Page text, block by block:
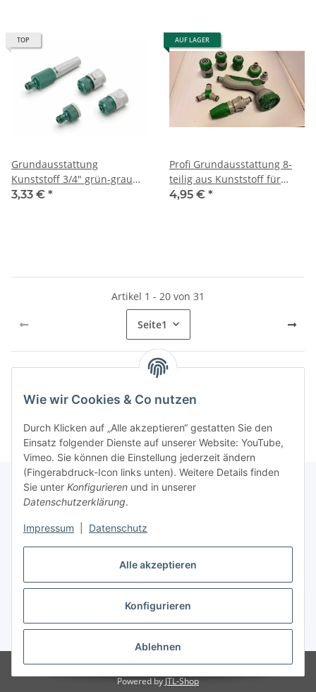
Alle akzeptieren
Konfigurieren
Ablehnen
Wie wir Cookies & Co nutzen
Durch Klicken auf „Alle akzeptieren“ gestatten Sie den
Einsatz folgender Dienste auf unserer Website: YouTube,
Vimeo. Sie können die Einstellung jederzeit ändern
(Fingerabdruck-Icon links unten). Weitere Details finden
Sie unter Konfigurieren und in unserer
Datenschutzerklärung.
Impressum Datenschutz
TOP
Grundausstattung
Kunststoff 3/4" grün-grau
für Gartenschlauch
3,33 € *
AUF LAGER
Profi Grundausstattung 8-
teilig aus Kunststoff für
Gartenschlauch 1/2" grün-
4,95 € *
Artikel 1 - 20 von 31
Seite1
Kategorien
Gesetzliche Informationen
Vertrag widerrufen
* Alle Preise inkl. gesetzlicher USt., zzgl.Versand
© 2023 Schlauchverkauf.de Besucherzähler: 947791
Powered byJTL-Shop